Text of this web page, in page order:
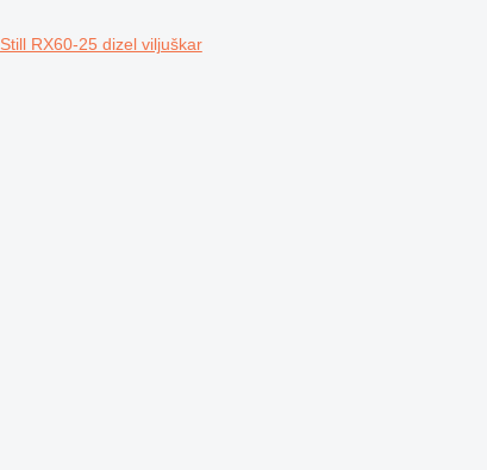
Still RX60-25 dizel viljuškar